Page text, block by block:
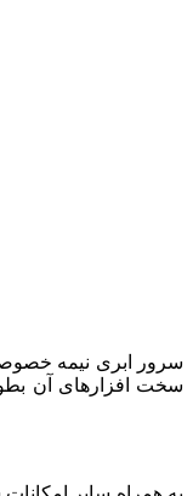
سرور ابری نیمه
سخت افزارهای آن